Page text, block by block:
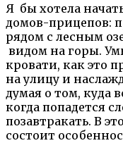
Я бы хотела
домов-прицепов:
рядом с лесным
видом на горы.
кровати, как это
на улицу и
думая о том, куда
когда попадется
позавтракать. В
состоит